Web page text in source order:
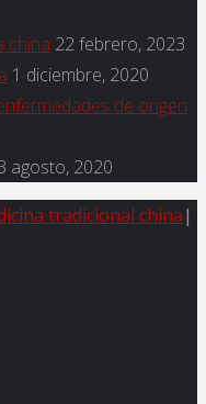
china 22 febrero, 2023
1 diciembre, 2020
de origen
agosto, 2020
tradicional china|